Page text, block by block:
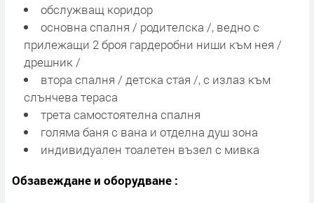
обслужващ коридор
основна спалня / родителска /, ведно с
прилежащи 2 броя гардеробни ниши към нея /
дрешник /
втора спалня / детска стая /, с излаз към
слънчева тераса
трета самостоятелна спалня
голяма баня с вана и отделна душ зона
индивидуален тоалетен възел с мивка
Обзавеждане и оборудване :